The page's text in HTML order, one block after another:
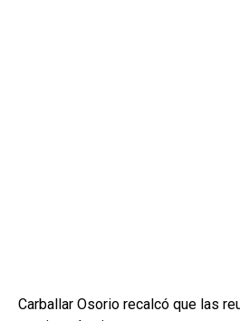
Carballar Osorio recalcó que las